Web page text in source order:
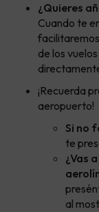
¿Quieres
Cuando te
de los
¡Recuerda
aeropuerto!
Si no
te
¿Vas
al